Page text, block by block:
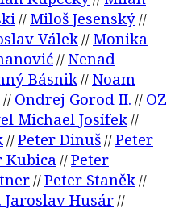
// Miloš Jesenský//
Válek// Monika
// Nenad
Básnik// Noam
// Ondrej Gorod II. // OZ
Michael Josífek//
//Peter Dinuš//Peter
Kubica //Peter
//Peter Staněk//
Jaroslav Husár//